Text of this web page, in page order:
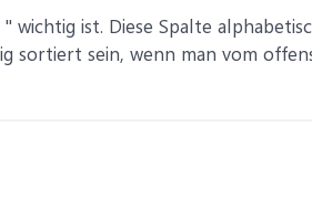
wichtig ist. Diese Spalte
sortiert sein, wenn man vom